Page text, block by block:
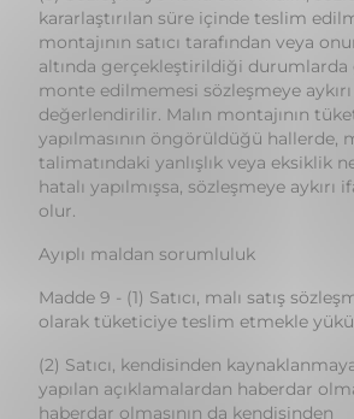
değerlendirilir. Malın montajının
yapılmasının öngörüldüğü hallerde,
talimatındaki yanlışlık veya eksiklik
hatalı yapılmışsa, sözleşmeye aykırı
olur.
Ayıplı maldan sorumluluk
Madde 9 - (1) Satıcı, malı satış
olarak tüketiciye teslim etmekle
(2) Satıcı, kendisinden
yapılan açıklamalardan haberdar
haberdar olmasının da kendisinden
beklenemeyeceğini veya yapılan
içeriğinin satış sözleşmesinin akdi
olduğunu veya satış sözleşmesi
açıklama ile nedensellik bağı içinde